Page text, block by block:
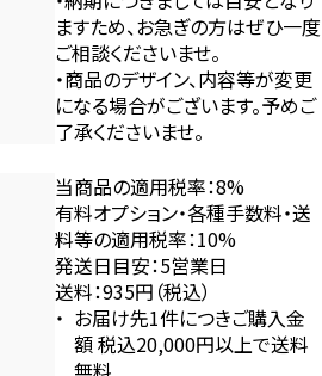
ますため、お急ぎの方はぜひ一度
ご相談くださいませ。
・商品のデザイン、内容等が変更
になる場合がございます。予めご
了承くださいませ。
当商品の適用税率：8%
有料オプション・各種手数料・送
料等の適用税率：10%
発送日目安：5営業日
送料：935円（税込）
お届け先1件につきご購入金
額 税込20,000円以上で送料